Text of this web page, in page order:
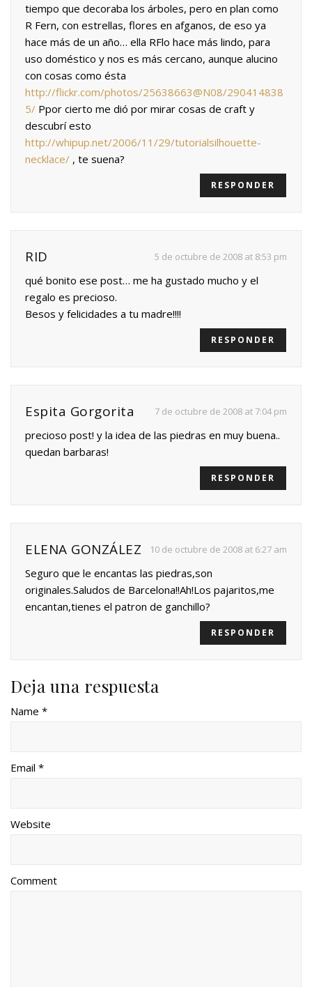
tiempo que decoraba los árboles, pero en plan como
R Fern, con estrellas, flores en afganos, de eso ya
hace más de un año… ella RFlo hace más lindo, para
uso doméstico y nos es más cercano, aunque alucino
con cosas como ésta
http://flickr.com/photos/25638663@N08/290414838
5/ Ppor cierto me dió por mirar cosas de craft y
descubrí esto
http://whipup.net/2006/11/29/tutorialsilhouette-
necklace/ , te suena?
RESPONDER
RID 5 de octubre de 2008 at 8:53 pm
qué bonito ese post… me ha gustado mucho y el
regalo es precioso.
Besos y felicidades a tu madre!!!!
RESPONDER
Espita Gorgorita 7 de octubre de 2008 at 7:04 pm
precioso post! y la idea de las piedras en muy buena..
quedan barbaras!
RESPONDER
ELENA GONZÁLEZ 10 de octubre de 2008 at 6:27 am
Seguro que le encantas las piedras,son
originales.Saludos de Barcelona!!Ah!Los pajaritos,me
encantan,tienes el patron de ganchillo?
RESPONDER
Deja una respuesta
Name *
Email *
Website
Comment